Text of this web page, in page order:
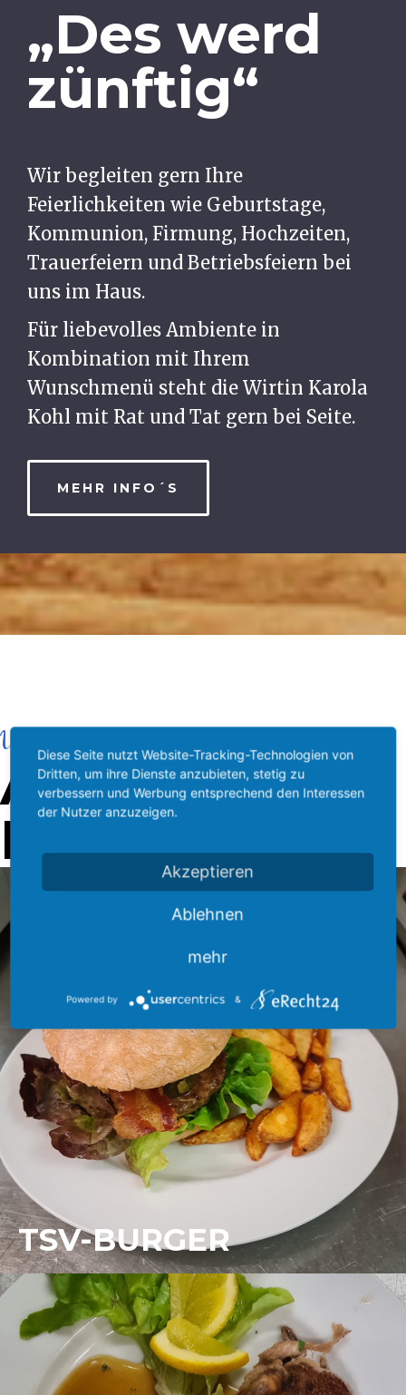
„Des werd
zünftig“
Wir begleiten gern Ihre
Feierlichkeiten wie Geburtstage,
Kommunion, Firmung, Hochzeiten,
Trauerfeiern und Betriebsfeiern bei
uns im Haus.
Für liebevolles Ambiente in
Kombination mit Ihrem
Wunschmenü steht die Wirtin Karola
Kohl mit Rat und Tat gern bei Seite.
MEHR INFO´S
Unsere Spezialitäten
AUS DER
KÜCHE
TSV-BURGER
Diese Seite nutzt Website-Tracking-Technologien von
Dritten, um ihre Dienste anzubieten, stetig zu
verbessern und Werbung entsprechend den Interessen
der Nutzer anzuzeigen.
Akzeptieren
Ablehnen
mehr
Powered by &